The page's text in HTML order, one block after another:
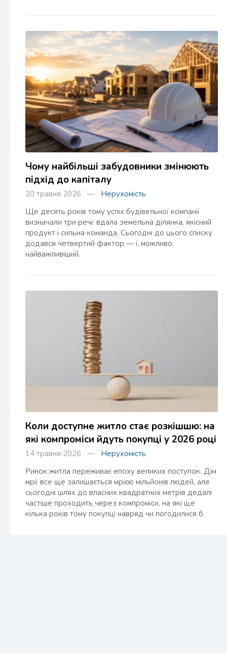
Чому найбільші забудовники змінюють
підхід до капіталу
20 травня 2026 — Нерухомість
Ще десять років тому успіх будівельної компанії
визначали три речі: вдала земельна ділянка, якісний
продукт і сильна команда. Сьогодні до цього списку
додався четвертий фактор — і, можливо,
найважливіший.
Коли доступне житло стає розкішшю: на
які компроміси йдуть покупці у 2026 році
14 травня 2026 — Нерухомість
Ринок житла переживає епоху великих поступок. Дім
мрії все ще залишається мрією мільйонів людей, але
сьогодні шлях до власних квадратних метрів дедалі
частіше проходить через компроміси, на які ще
кілька років тому покупці навряд чи погодилися б.